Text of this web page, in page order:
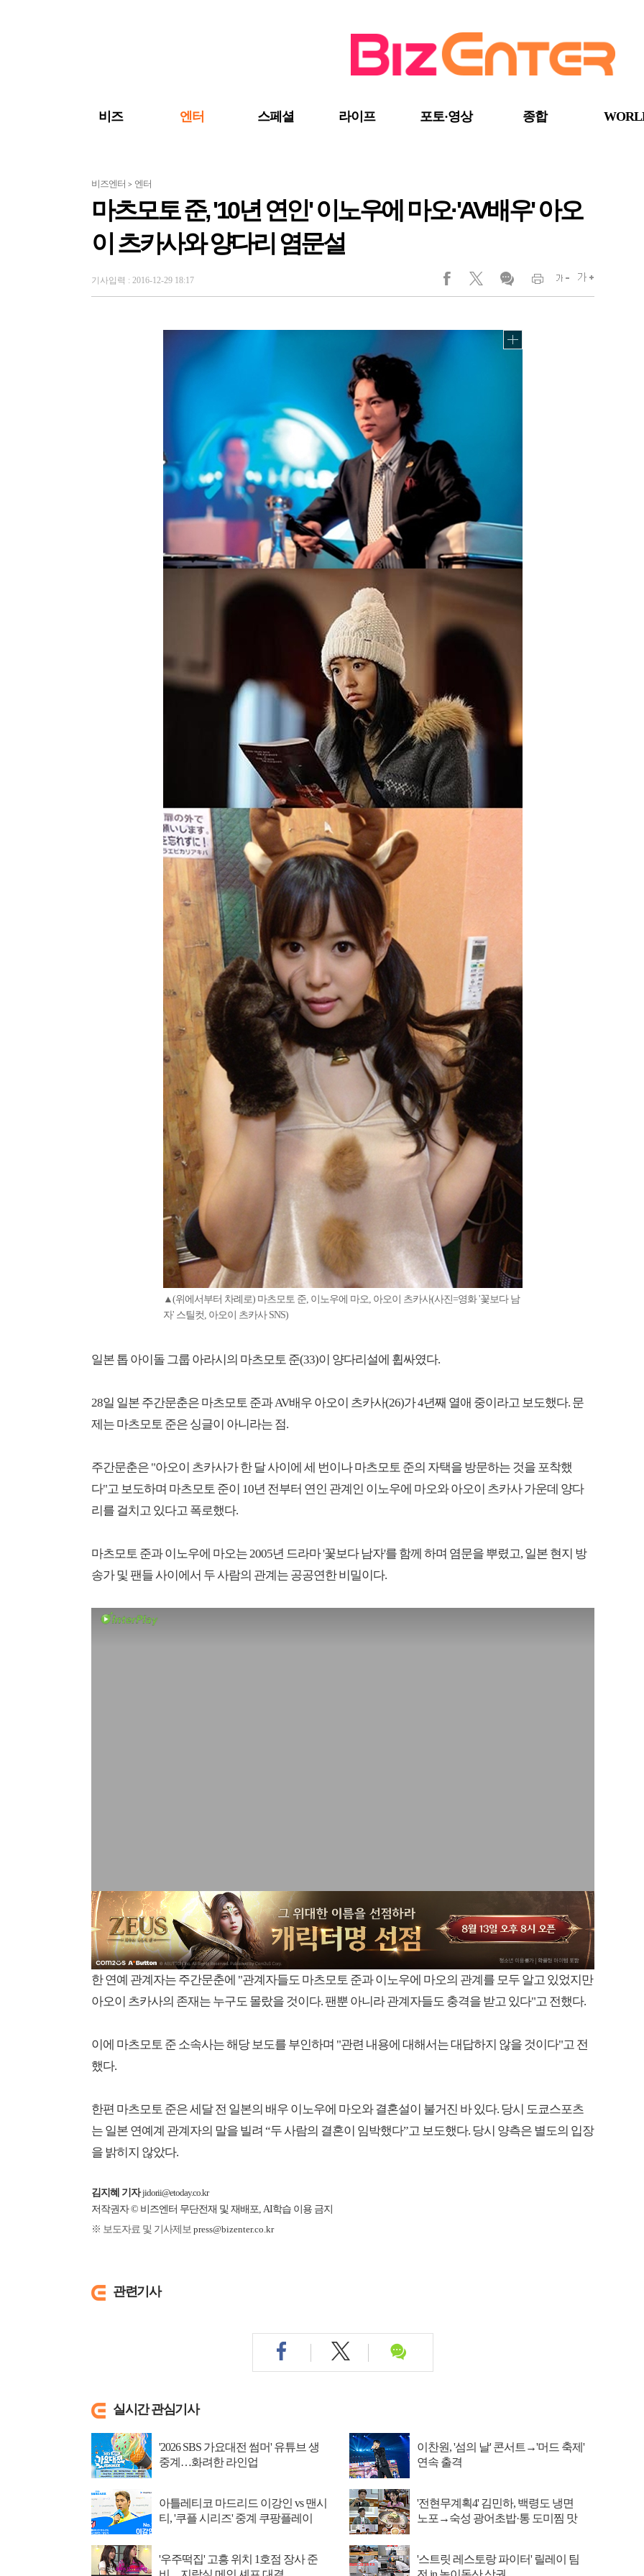
비즈 엔터 스페셜 라이프 포토·영상 종합
비즈엔터 > 엔터
마츠모토 준, '10년 연인' 이노우에 마오·'AV배우' 아오
이 츠카사와 양다리 염문설
기사입력 : 2016-12-29 18:17
▲(위에서부터 차례로) 마츠모토 준, 이노우에 마오, 아오이 츠카사(사진=영화 '꽃보다 남
자' 스틸컷, 아오이 츠카사 SNS)
일본 톱 아이돌 그룹 아라시의 마츠모토 준(33)이 양다리설에 휩싸였다.
28일 일본 주간문춘은 마츠모토 준과 AV배우 아오이 츠카사(26)가 4년째 열애 중이라고 보도했다. 문
제는 마츠모토 준은 싱글이 아니라는 점.
주간문춘은 "아오이 츠카사가 한 달 사이에 세 번이나 마츠모토 준의 자택을 방문하는 것을 포착했
다"고 보도하며 마츠모토 준이 10년 전부터 연인 관계인 이노우에 마오와 아오이 츠카사 가운데 양다
리를 걸치고 있다고 폭로했다.
마츠모토 준과 이노우에 마오는 2005년 드라마 '꽃보다 남자'를 함께 하며 염문을 뿌렸고, 일본 현지 방
송가 및 팬들 사이에서 두 사람의 관계는 공공연한 비밀이다.
한 연예 관계자는 주간문춘에 "관계자들도 마츠모토 준과 이노우에 마오의 관계를 모두 알고 있었지만
아오이 츠카사의 존재는 누구도 몰랐을 것이다. 팬뿐 아니라 관계자들도 충격을 받고 있다"고 전했다.
이에 마츠모토 준 소속사는 해당 보도를 부인하며 "관련 내용에 대해서는 대답하지 않을 것이다"고 전
했다.
한편 마츠모토 준은 세달 전 일본의 배우 이노우에 마오와 결혼설이 불거진 바 있다. 당시 도쿄스포츠
는 일본 연예계 관계자의 말을 빌려 “두 사람의 결혼이 임박했다”고 보도했다. 당시 양측은 별도의 입장
을 밝히지 않았다.
김지혜 기자 jidorii@etoday.co.kr
저작권자 © 비즈엔터 무단전재 및 재배포, AI학습 이용 금지
※ 보도자료 및 기사제보 press@bizenter.co.kr
관련기사
실시간 관심기사
'2026 SBS 가요대전 썸머' 유튜브 생
중계…화려한 라인업
이찬원, '섬의 날' 콘서트→'머드 축제'
연속 출격
아틀레티코 마드리드 이강인 vs 맨시
티, '쿠플 시리즈' 중계 쿠팡플레이
'전현무계획4' 김민하, 백령도 냉면
노포→숙성 광어초밥·통 도미찜 맛
'우주떡집' 고흥 위치 1호점 장사 준
'스트릿 레스토랑 파이터' 릴레이 팀